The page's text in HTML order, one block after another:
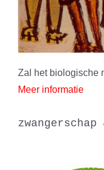
Zal het biologische
Meer informatie